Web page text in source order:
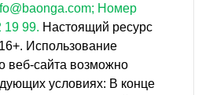
Номер
19 99. Настоящий ресурс
Использование
веб-сайта возможно
условиях: В конце